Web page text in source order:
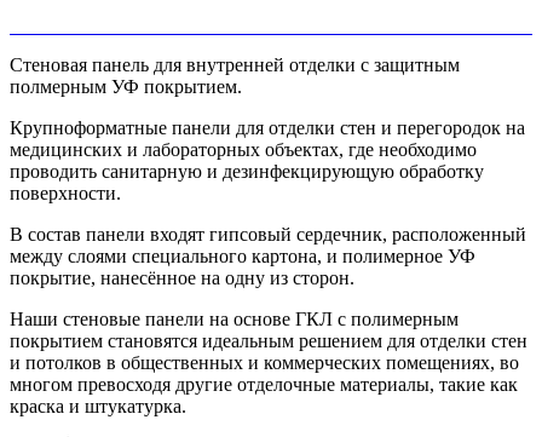
Стеновая панель для внутренней отделки с защитным
полмерным УФ покрытием.
Крупноформатные панели для отделки стен и перегородок на
медицинских и лабораторных объектах, где необходимо
проводить санитарную и дезинфекцирующую обработку
поверхности.
В состав панели входят гипсовый сердечник, расположенный
между слоями специального картона, и полимерное УФ
покрытие, нанесённое на одну из сторон.
Наши стеновые панели на основе ГКЛ с полимерным
покрытием становятся идеальным решением для отделки стен
и потолков в общественных и коммерческих помещениях, во
многом превосходя другие отделочные материалы, такие как
краска и штукатурка.